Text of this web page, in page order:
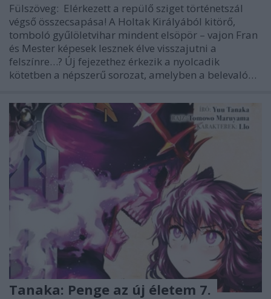
Fülszöveg: Elérkezett a repülő sziget történetszál
végső összecsapása! A Holtak Királyából kitörő,
tomboló gyűlöletvihar mindent elsöpör – vajon Fran
és Mester képesek lesznek élve visszajutni a
felszínre…? Új fejezethez érkezik a nyolcadik
kötetben a népszerű sorozat, amelyben a belevaló…
Tanaka: Penge az új életem 7.